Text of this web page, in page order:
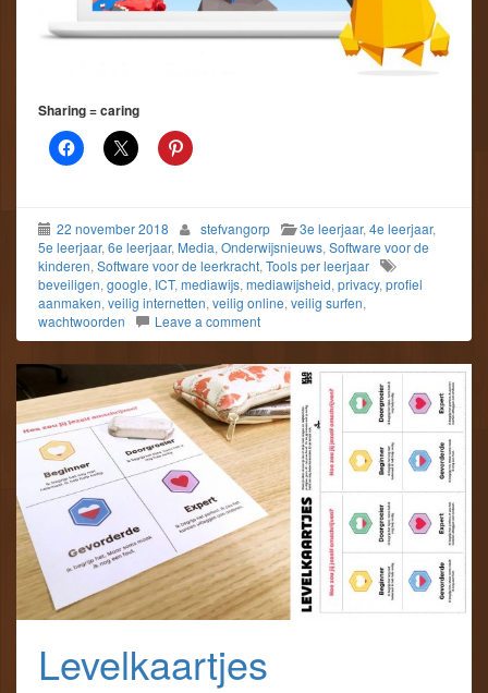
Sharing = caring
22 november 2018 stefvangorp 3e leerjaar, 4e leerjaar,
5e leerjaar, 6e leerjaar, Media, Onderwijsnieuws, Software voor de
kinderen, Software voor de leerkracht, Tools per leerjaar
beveiligen, google, ICT, mediawijs, mediawijsheid, privacy, profiel
aanmaken, veilig internetten, veilig online, veilig surfen,
wachtwoorden
Leave a comment
Levelkaartjes